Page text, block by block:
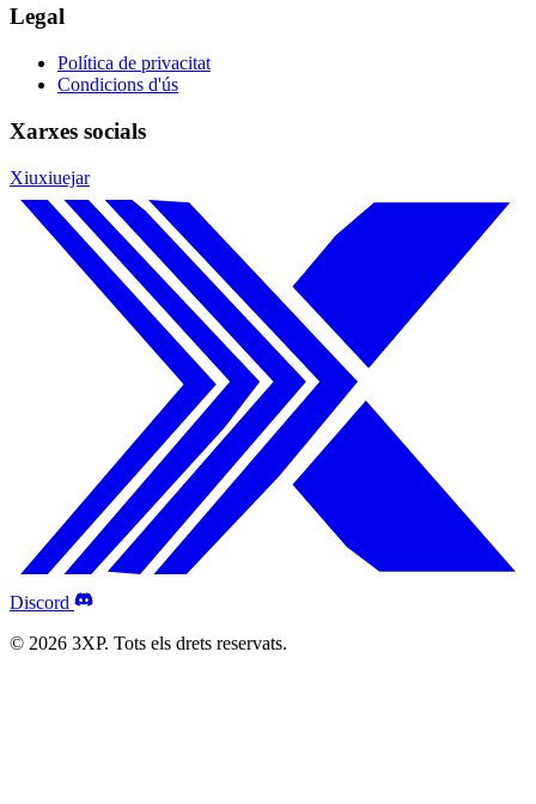
Legal
Política de privacitat
Condicions d'ús
Xarxes socials
Xiuxiuejar
Discord
© 2026 3XP. Tots els drets reservats.